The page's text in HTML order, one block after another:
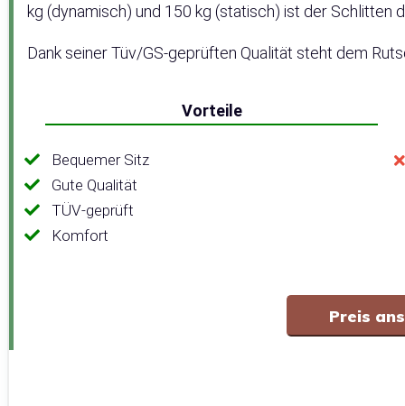
kg (dynamisch) und 150 kg (statisch) ist der Schlitten
Dank seiner Tüv/GS-geprüften Qualität steht dem
Vorteile
Bequemer Sitz
Gute Qualität
TÜV-geprüft
Komfort
Preis